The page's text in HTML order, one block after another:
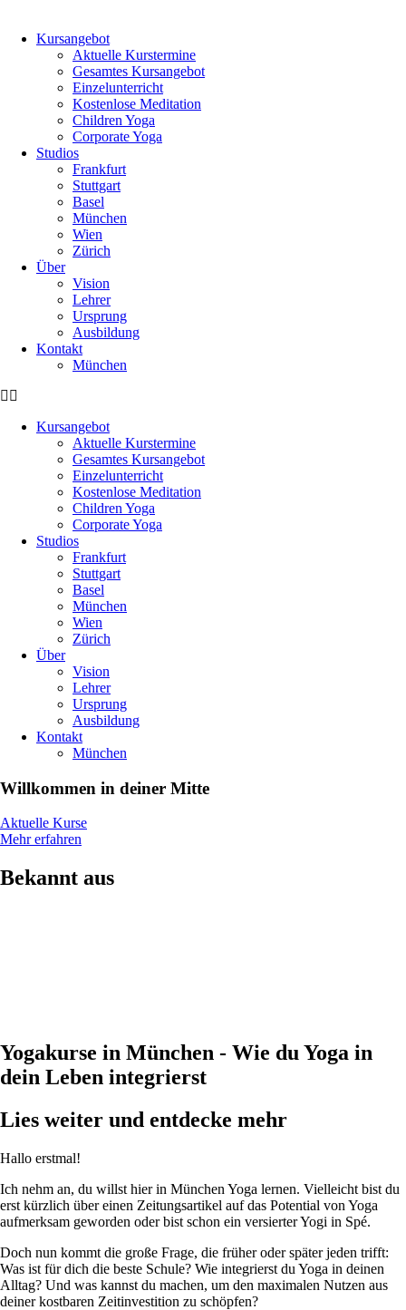
Kursangebot
Aktuelle Kurstermine
Gesamtes Kursangebot
Einzelunterricht
Kostenlose Meditation
Children Yoga
Corporate Yoga
Studios
Frankfurt
Stuttgart
Basel
München
Wien
Zürich
Über
Vision
Lehrer
Ursprung
Ausbildung
Kontakt
München
Kursangebot
Aktuelle Kurstermine
Gesamtes Kursangebot
Einzelunterricht
Kostenlose Meditation
Children Yoga
Corporate Yoga
Studios
Frankfurt
Stuttgart
Basel
München
Wien
Zürich
Über
Vision
Lehrer
Ursprung
Ausbildung
Kontakt
München
Willkommen in deiner Mitte
Aktuelle Kurse
Mehr erfahren
Bekannt aus
Yogakurse in München - Wie du Yoga in
dein Leben integrierst
Lies weiter und entdecke mehr
Hallo erstmal!
Ich nehm an, du willst hier in München Yoga lernen. Vielleicht bist du
erst kürzlich über einen Zeitungsartikel auf das Potential von Yoga
aufmerksam geworden oder bist schon ein versierter Yogi in Spé.
Doch nun kommt die große Frage, die früher oder später jeden trifft:
Was ist für dich die beste Schule? Wie integrierst du Yoga in deinen
Alltag? Und was kannst du machen, um den maximalen Nutzen aus
deiner kostbaren Zeitinvestition zu schöpfen?